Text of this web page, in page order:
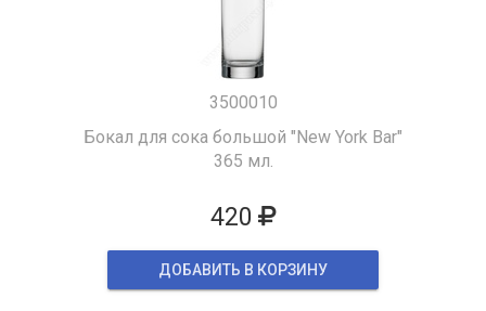
3500010
Бокал для сока большой "New York Bar"
365 мл.
420
ДОБАВИТЬ В КОРЗИНУ